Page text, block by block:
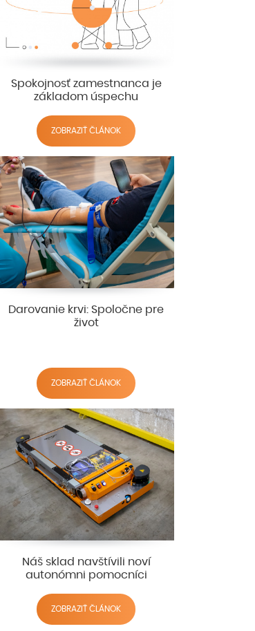
Spokojnosť zamestnanca je
základom úspechu
ZOBRAZIŤ ČLÁNOK
Darovanie krvi: Spoločne pre
život
ZOBRAZIŤ ČLÁNOK
Náš sklad navštívili noví
autonómni pomocníci
ZOBRAZIŤ ČLÁNOK